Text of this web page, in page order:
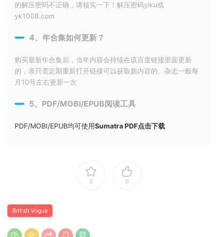
的解压密码不正确，请核实一下！解压密码yiku或
yk1008.com
4、年合集如何更新？
购买最新年合集后，当年内容会持续在该百度链接里面更新
的，亲只需定期重新打开链接可以获取新内容的。杂志一般每
月10号左右更新一次
5、PDF/MOBI/EPUB阅读工具
PDF/MOBI/EPUB均可使用Sumatra PDF点击下载
0 0
British Vogue